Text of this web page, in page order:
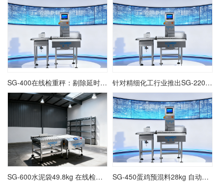
SG-400在线检重秤：剔除延时参数的设定与动态验证 针对精细化工行业推出SG-220自动检重秤定制方案
SG-600水泥袋49.8kg 在线检重仪,重量检测秤厂家 SG-450蛋鸡预混料28kg 自动分选秤,检重机稳定可靠